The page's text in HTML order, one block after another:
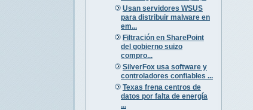
Usan servidores WSUS
para distribuir malware en
em...
Filtración en SharePoint
del gobierno suizo
compro...
SilverFox usa software y
controladores confiables ...
Texas frena centros de
datos por falta de energía
...